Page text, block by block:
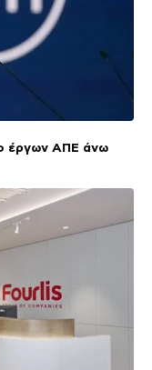
έργων ΑΠΕ άνω